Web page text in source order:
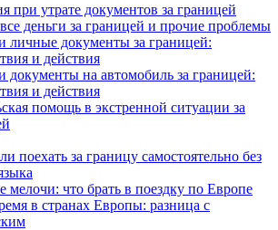
при утрате документов за границей
деньги за границей и прочие проблемы
личные документы за границей:
и действия
документы на автомобиль за границей:
и действия
помощь в экстренной ситуации за
поехать за границу самостоятельно без
мелочи: что брать в поездку по Европе
в странах Европы: разница с